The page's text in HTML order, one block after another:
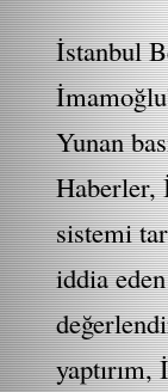
İstanbul
Yunan
Haberler,
sistemi
iddia